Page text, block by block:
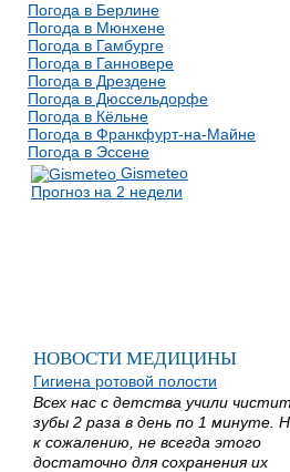
Погода в Берлине
Погода в Мюнхене
Погода в Гамбурге
Погода в Ганновере
Погода в Дрездене
Погода в Дюссельдорфе
Погода в Кёльне
Погода в Франкфурт-на-Майне
Погода в Эссене
Gismeteo
Прогноз на 2 недели
НОВОСТИ МЕДИЦИНЫ
Гигиена ротовой полости
Всех нас с детства учили
зубы 2 раза в день по 1 минуте.
к сожалению, не всегда этого
достаточно для сохранения их